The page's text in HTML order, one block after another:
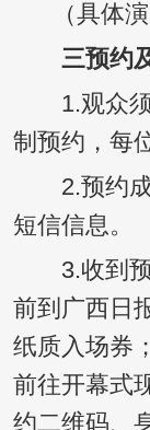
（具体
三预约
1.观众须
制预约，每
2.预约成
短信信息。
3.收到预
前到广西日
纸质入场券
前往开幕式
约二维码、